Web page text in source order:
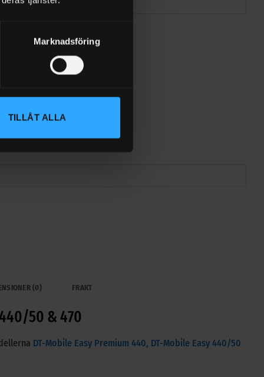
Marknadsföring
TILLÅT ALLA
(0) FRAKT
50 & 470
DT-Mobile Easy Premium 440, DT-Mobile Easy 440/50